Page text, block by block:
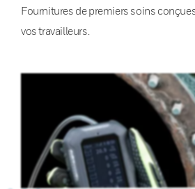
Fournitures de premiers soins
vos travailleurs.